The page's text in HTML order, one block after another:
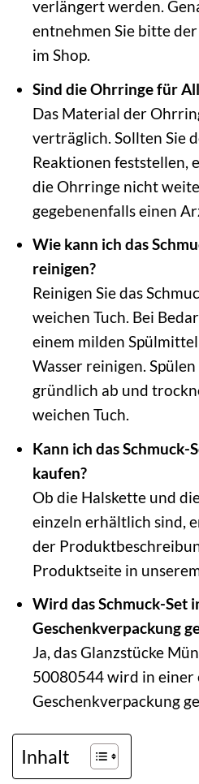
verlängert werden.
entnehmen Sie bitte
im Shop.
Sind die Ohrringe für
Das Material der
verträglich. Sollten Sie
Reaktionen feststellen,
die Ohrringe nicht
gegebenenfalls einen
Wie kann ich das
reinigen?
Reinigen Sie das
weichen Tuch. Bei
einem milden
Wasser reinigen.
gründlich ab und
weichen Tuch.
Kann ich das Schmuck-
kaufen?
Ob die Halskette und
einzeln erhältlich sind,
der
Produktseite in
Wird das Schmuck-Set
Geschenkverpackung
Ja, das Glanzstücke
50080544 wird in einer
Geschenkverpackung
Inhalt